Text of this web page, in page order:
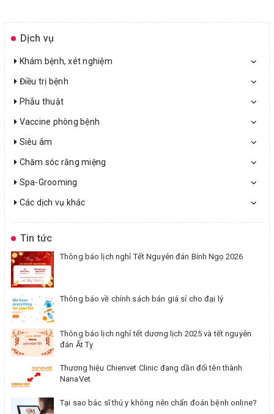
Dịch vụ
Khám bệnh, xét nghiệm
Điều trị bệnh
Phẫu thuật
Vaccine phòng bệnh
Siêu âm
Chăm sóc răng miệng
Spa-Grooming
Các dịch vụ khác
Tin tức
Thông báo lịch nghỉ Tết Nguyên đán Bính Ngọ 2026
Thông báo về chính sách bán giá sỉ cho đại lý
Thông báo lịch nghỉ tết dương lịch 2025 và tết nguyên
đán Ất Tỵ
Thương hiệu Chienvet Clinic đang dần đổi tên thành
NanaVet
Tại sao bác sĩ thú y không nên chẩn đoán bệnh online?